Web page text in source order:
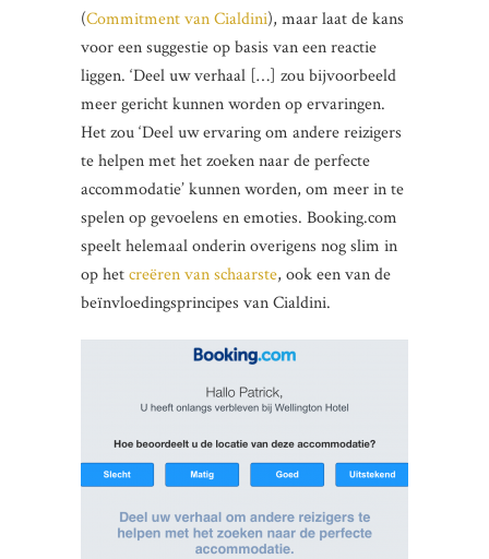
(Commitment van Cialdini), maar laat de kans
voor een suggestie op basis van een reactie
liggen. ‘Deel uw verhaal […] zou bijvoorbeeld
meer gericht kunnen worden op ervaringen.
Het zou ‘Deel uw ervaring om andere reizigers
te helpen met het zoeken naar de perfecte
accommodatie’ kunnen worden, om meer in te
spelen op gevoelens en emoties. Booking.com
speelt helemaal onderin overigens nog slim in
op hetcreëren van schaarste, ook een van de
beïnvloedingsprincipes van Cialdini.